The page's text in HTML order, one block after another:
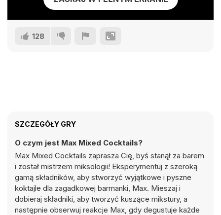
128
SZCZEGÓŁY GRY
O czym jest Max Mixed Cocktails?
Max Mixed Cocktails zaprasza Cię, byś stanął za barem
i został mistrzem miksologii! Eksperymentuj z szeroką
gamą składników, aby stworzyć wyjątkowe i pyszne
koktajle dla zagadkowej barmanki, Max. Mieszaj i
dobieraj składniki, aby tworzyć kuszące mikstury, a
następnie obserwuj reakcje Max, gdy degustuje każde